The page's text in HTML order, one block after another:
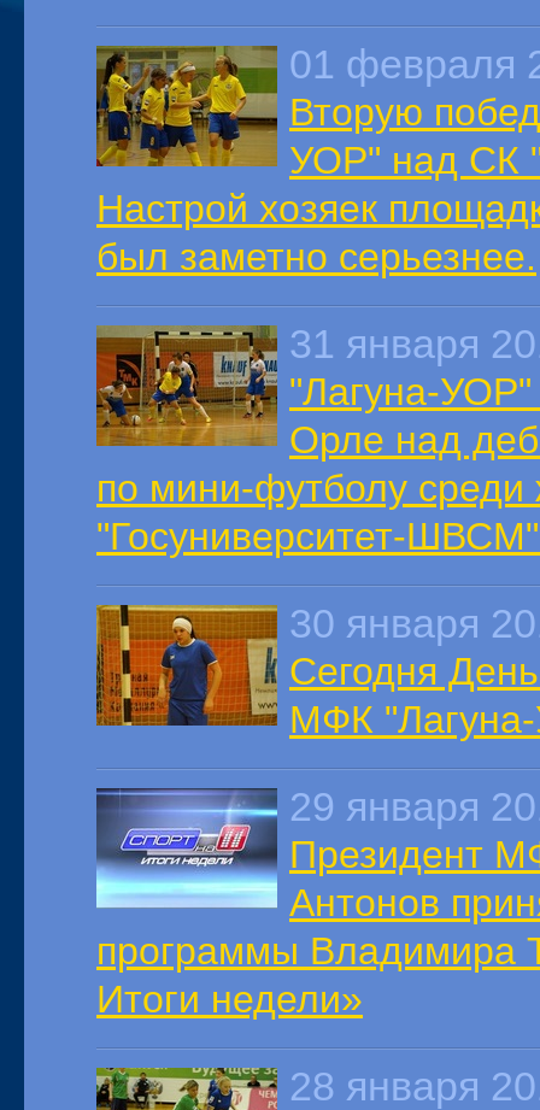
01 февраля
Вторую
УОР" над СК
Настрой хозяек
был заметно серьезнее.
31 января
"Лагуна-
Орле над
по мини-футболу
"Госуниверситет-
30 января
Сегодня
МФК
29 января
Президент
Антонов
программы Владимира
Итоги недели»
28 января